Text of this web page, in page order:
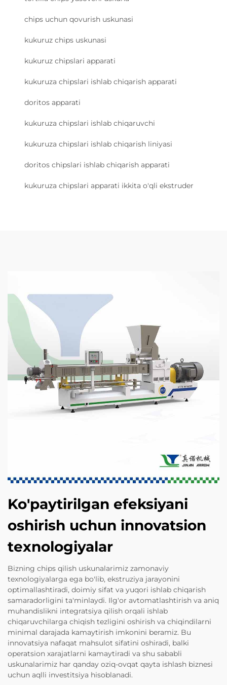
chips uchun qovurish uskunasi
kukuruz chips uskunasi
kukuruz chipslari apparati
kukuruza chipslari ishlab chiqarish apparati
doritos apparati
kukuruza chipslari ishlab chiqaruvchi
kukuruza chipslari ishlab chiqarish liniyasi
doritos chipslari ishlab chiqarish apparati
kukuruza chipslari apparati ikkita o'qli ekstruder
Ko'paytirilgan efeksiyani
oshirish uchun innovatsion
texnologiyalar
Bizning chips qilish uskunalarimiz zamonaviy
texnologiyalarga ega bo'lib, ekstruziya jarayonini
optimallashtiradi, doimiy sifat va yuqori ishlab chiqarish
samaradorligini ta'minlaydi. Ilg'or avtomatlashtirish va aniq
muhandislikni integratsiya qilish orqali ishlab
chiqaruvchilarga chiqish tezligini oshirish va chiqindilarni
minimal darajada kamaytirish imkonini beramiz. Bu
innovatsiya nafaqat mahsulot sifatini oshiradi, balki
operatsion xarajatlarni kamaytiradi va shu sababli
uskunalarimiz har qanday oziq-ovqat qayta ishlash biznesi
uchun aqlli investitsiya hisoblanadi.